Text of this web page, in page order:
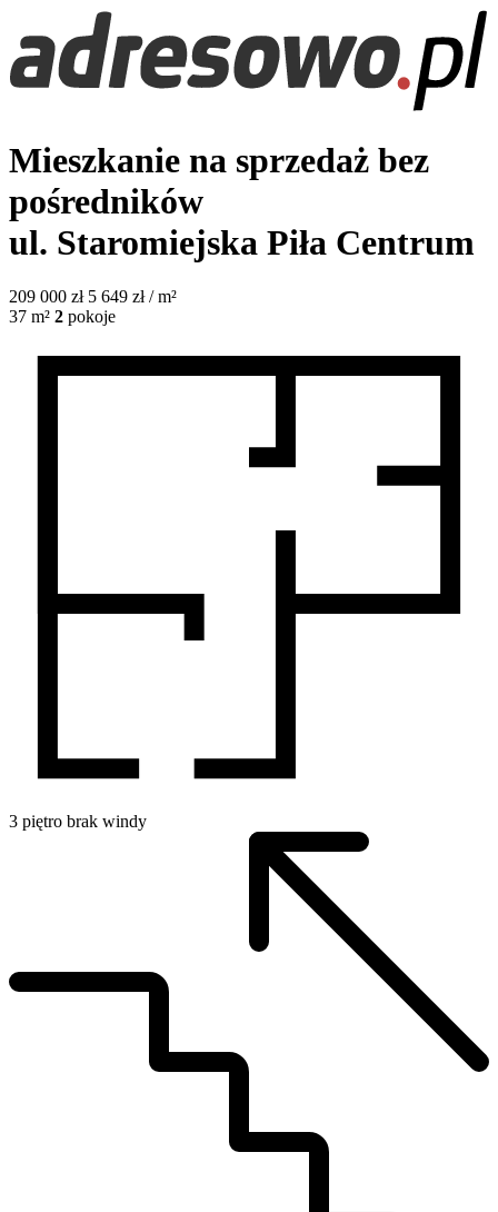
Mieszkanie na sprzedaż bez
pośredników
ul. Staromiejska Piła Centrum
209 000 zł 5 649 zł / m²
37 m² 2 pokoje
3 piętro brak windy